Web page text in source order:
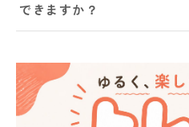
できますか？